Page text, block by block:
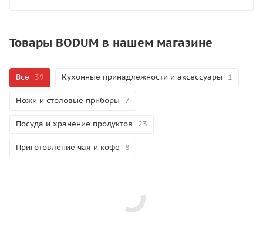
Товары BODUM в нашем магазине
Все 39 Кухонные принадлежности и аксессуары 1
Ножи и столовые приборы 7
Посуда и хранение продуктов 23
Приготовление чая и кофе 8